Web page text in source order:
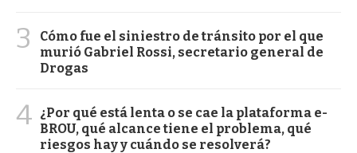
3
Cómo fue el siniestro de tránsito por el que
murió Gabriel Rossi, secretario general de
Drogas
4 ¿Por qué está lenta o se cae la plataforma e-
BROU, qué alcance tiene el problema, qué
riesgos hay y cuándo se resolverá?